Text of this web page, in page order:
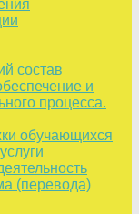
состав
и
процесса.
обучающихся
(перевода)